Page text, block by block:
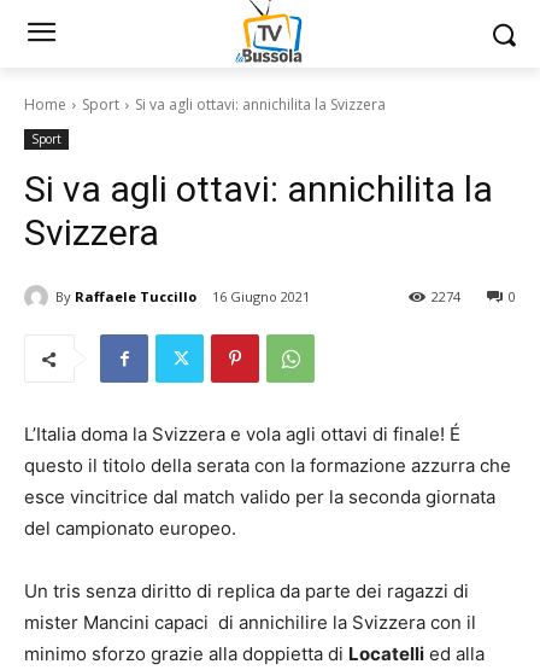
Home Sport Si va agli ottavi: annichilita la Svizzera
Sport
Si va agli ottavi: annichilita la
Svizzera
By Raffaele Tuccillo 16 Giugno 2021 0
2274
L’Italia doma la Svizzera e vola agli ottavi di finale! É
questo il titolo della serata con la formazione azzurra che
esce vincitrice dal match valido per la seconda giornata
del campionato europeo.
Un tris senza diritto di replica da parte dei ragazzi di
mister Mancini capaci di annichilire la Svizzera con il
minimo sforzo grazie alla doppietta di Locatelli ed alla